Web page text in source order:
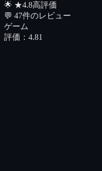
🌟 ★4.8高評価
💬 47件のレビュー
ゲーム
評価： 4.81